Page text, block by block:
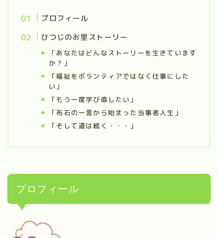
プロフィール
ひつじのお里ストーリー
「あなたはどんなストーリーを生きています
か？」
「福祉をボランティアではなく仕事にした
い」
「もう一度学び直したい」
「布石の一言から始まった当事者人生」
「そして道は続く・・・」
プロフィール